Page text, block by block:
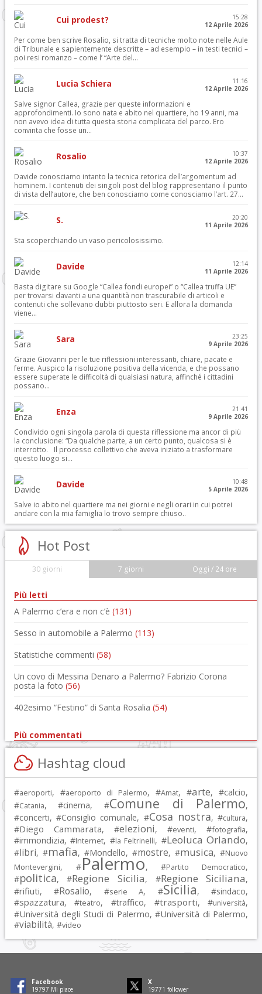
Cui prodest?
15:28
12 Aprile 2026
Per come ben scrive Rosalio, si tratta di tecniche molto note nelle Aule
di Tribunale e sapientemente descritte – ad esempio – in testi tecnici –
poi resi romanzo – come l’ “Arte del...
Lucia Schiera
11:16
12 Aprile 2026
Salve signor Callea, grazie per queste informazioni e
approfondimenti. Io sono nata e abito nel quartiere, ho 19 anni, ma
non avevo idea di tutta questa storia complicata del parco. Ero
convinta che fosse un...
Rosalio
10:37
12 Aprile 2026
Davide conosciamo intanto la tecnica retorica dell’argomentum ad
hominem. I contenuti dei singoli post del blog rappresentano il punto
di vista dell’autore, che ben conosciamo come conosciamo l’art. 27...
S.
20:20
11 Aprile 2026
Sta scoperchiando un vaso pericolosissimo.
Davide
12:14
11 Aprile 2026
Basta digitare su Google “Callea fondi europei” o “Callea truffa UE”
per trovarsi davanti a una quantità non trascurabile di articoli e
contenuti che sollevano dubbi piuttosto seri. E allora la domanda
viene...
Sara
23:25
9 Aprile 2026
Grazie Giovanni per le tue riflessioni interessanti, chiare, pacate e
ferme. Auspico la risoluzione positiva della vicenda, e che possano
essere superate le difficoltà di qualsiasi natura, affinché i cittadini
possano...
Enza
21:41
9 Aprile 2026
Condivido ogni singola parola di questa riflessione ma ancor di più
la conclusione: “Da qualche parte, a un certo punto, qualcosa si è
interrotto. Il processo collettivo che aveva iniziato a trasformare
questo luogo si...
Davide
10:48
5 Aprile 2026
Salve io abito nel quartiere ma nei giorni e negli orari in cui potrei
andare con la mia famiglia lo trovo sempre chiuso..
Hot Post
30 giorni 7 giorni Oggi / 24 ore
Più letti
A Palermo c’era e non c’è (131)
Sesso in automobile a Palermo (113)
Statistiche commenti (58)
Un covo di Messina Denaro a Palermo? Fabrizio Corona
posta la foto (56)
402esimo “Festino” di Santa Rosalia (54)
Più commentati
Hashtag cloud
#aeroporti, #aeroporto di Palermo, #Amat, #arte, #calcio,
#Catania, #cinema, #Comune di Palermo,
#concerti, #Consiglio comunale, #Cosa nostra, #cultura,
#Diego Cammarata, #elezioni, #eventi, #fotografia,
#immondizia, #Internet, #la Feltrinelli, #Leoluca Orlando,
#libri, #mafia, #Mondello, #mostre, #musica, #Nuovo
Montevergini, #Palermo, #Partito Democratico,
#politica, #Regione Sicilia, #Regione Siciliana,
#rifiuti, #Rosalio, #serie A, #Sicilia, #sindaco,
#spazzatura, #teatro, #traffico, #trasporti, #università,
#Università degli Studi di Palermo, #Università di Palermo,
#viabilità, #video
Facebook
19797 Mi piace
X
19771 follower